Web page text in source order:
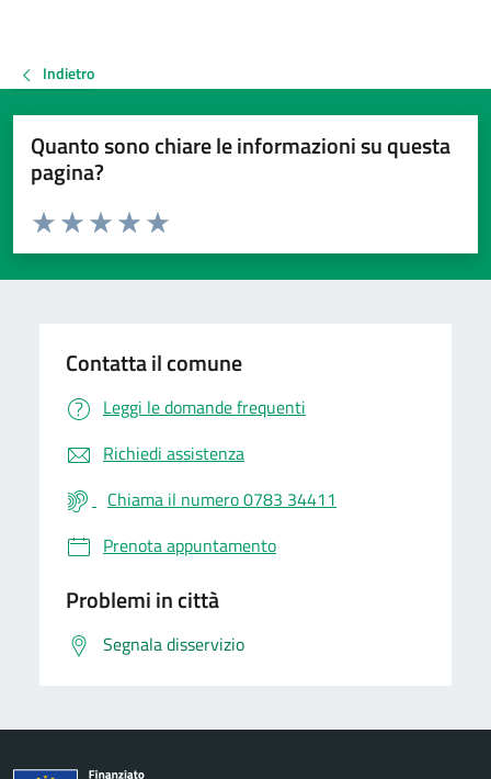
Indietro
Quanto sono chiare le informazioni su questa
pagina?
Valuta da 1 a 5 stelle la pagina
Valuta 5 stelle su 5
Valuta 4 stelle su 5
Valuta 3 stelle su 5
Valuta 2 stelle su 5
Valuta 1 stelle su 5
Contatta il comune
Leggi le domande frequenti
Richiedi assistenza
Chiama il numero 0783 34411
Prenota appuntamento
Problemi in città
Segnala disservizio